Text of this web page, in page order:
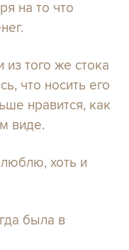
на то что
из того же стока
что носить его
нравится, как
виде.
хоть и
была в